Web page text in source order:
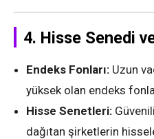
4. Hisse Senedi
Endeks Fonları: Uzun
yüksek olan endeks
Hisse Senetleri:
dağıtan şirketlerin